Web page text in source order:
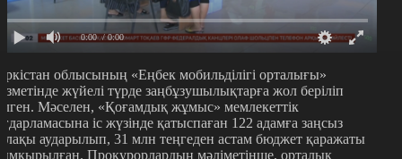
0:00 / 0:00
облысының «Еңбек мобильділігі орталығы»
жүйелі түрде заңбұзушылықтарға жол беріліп
Мәселен, «Қоғамдық жұмыс» мемлекеттік
іс жүзінде қатыспаған 122 адамға заңсыз
аударылып, 31 млн теңгеден астам бюджет қаражаты
Прокурорлардың мәліметінше, орталық